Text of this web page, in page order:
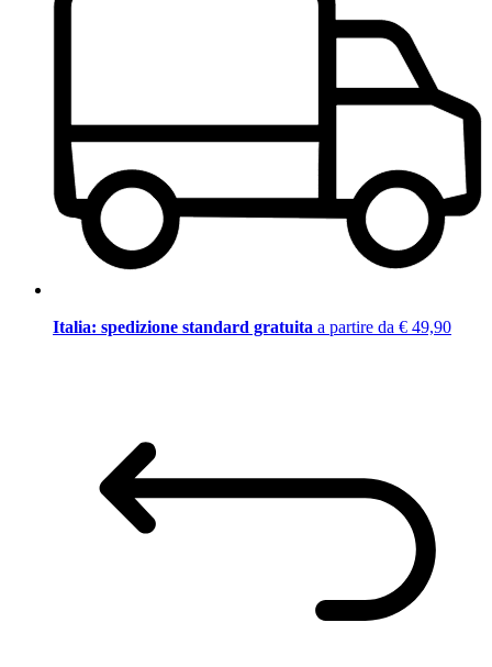
Italia: spedizione standard gratuita a partire da € 49,90